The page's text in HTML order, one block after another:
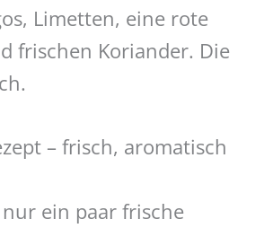
Limetten, eine rote
frischen Koriander. Die
– frisch, aromatisch
ein paar frische